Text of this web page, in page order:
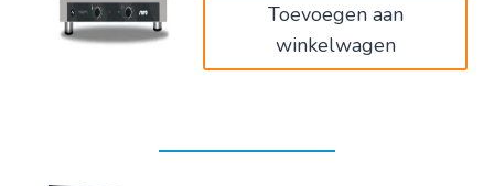
Toevoegen aan
winkelwagen